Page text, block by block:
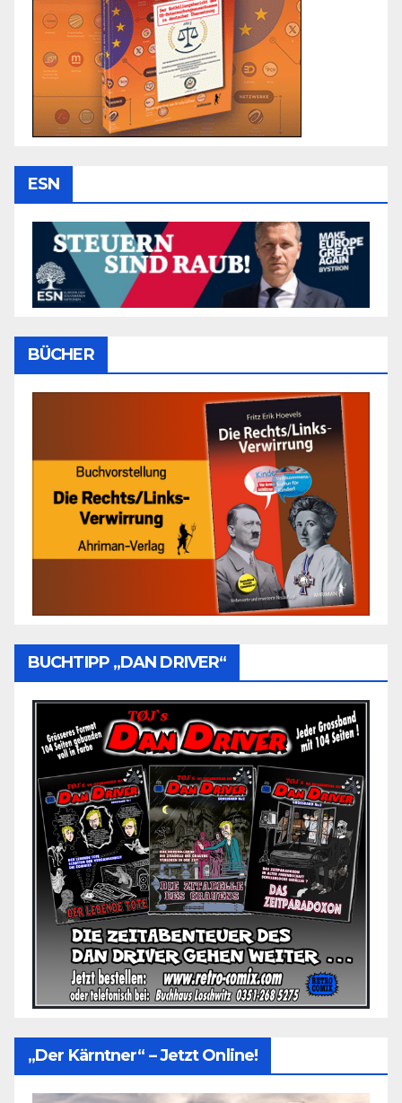
ESN
BÜCHER
BUCHTIPP „DAN DRIVER“
„Der Kärntner“ – Jetzt Online!